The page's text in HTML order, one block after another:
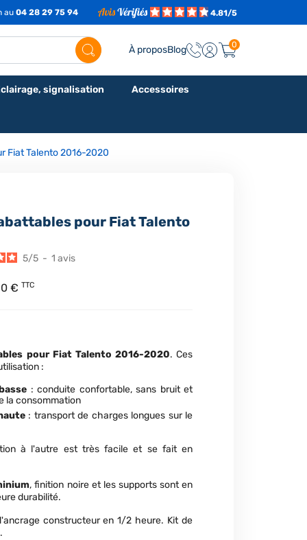
au 04 28 29 75 94 4.81/5
À proposBlog 0
signalisation Accessoires
Fiat Talento 2016-2020
pour Fiat Talento
5/5 - 1 avis
€ TTC
pour Fiat Talento 2016-2020. Ces
:
: conduite confortable, sans bruit et
la consommation
: transport de charges longues sur le
à l'autre est très facile et se fait en
, finition noire et les supports sont en
durabilité.
constructeur en 1/2 heure. Kit de